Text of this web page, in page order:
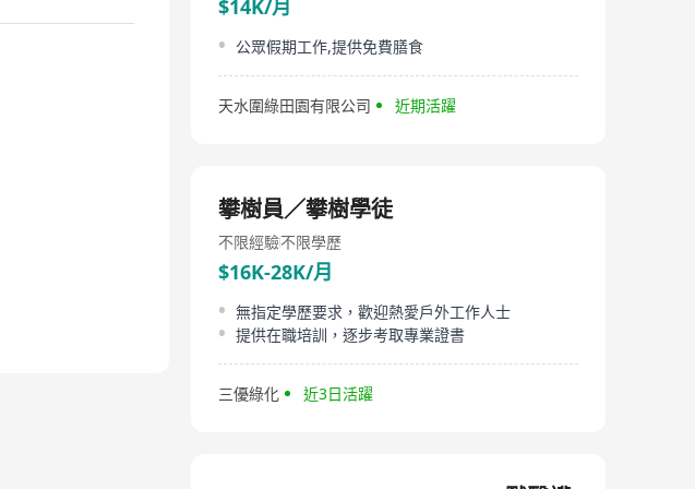
$14K/月
公眾假期工作,提供免費膳食
天水圍綠田園有限公司 近期活躍
攀樹員／攀樹學徒
不限經驗不限學歷
$16K-28K/月
無指定學歷要求，歡迎熱愛戶外工作人士
提供在職培訓，逐步考取專業證書
三優綠化 近3日活躍